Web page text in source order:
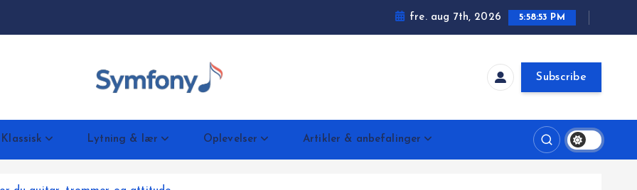
fre. aug 7th, 2026 5:58:54 PM
Subscribe
Klassisk Lytning & lær Oplevelser Artikler & anbefalinger